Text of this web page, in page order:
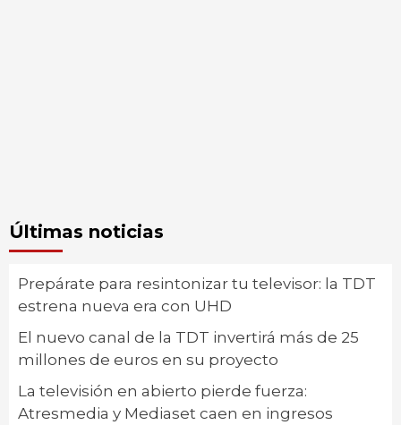
Últimas noticias
Prepárate para resintonizar tu televisor: la TDT
estrena nueva era con UHD
El nuevo canal de la TDT invertirá más de 25
millones de euros en su proyecto
La televisión en abierto pierde fuerza:
Atresmedia y Mediaset caen en ingresos